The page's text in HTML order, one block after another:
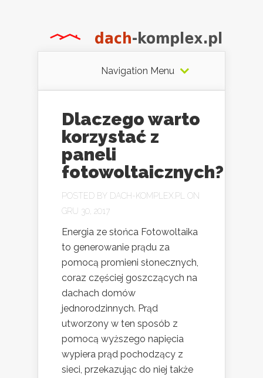
Navigation Menu
Dlaczego warto
korzystać z
paneli
fotowoltaicznych?
POSTED BY DACH-KOMPLEX.PL
ON
GRU 30, 2017
Energia ze słońca Fotowoltaika
to generowanie prądu za
pomocą promieni słonecznych,
coraz częściej goszczących na
dachach domów
jednorodzinnych. Prąd
utworzony w ten sposób z
pomocą wyższego napięcia
wypiera prąd pochodzący z
sieci, przekazując do niej także